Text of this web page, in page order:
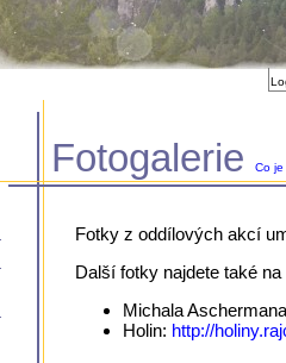
Fotogalerie Co
Fotky z oddílových akcí
Další fotky najdete také
Michala
Holin: http://